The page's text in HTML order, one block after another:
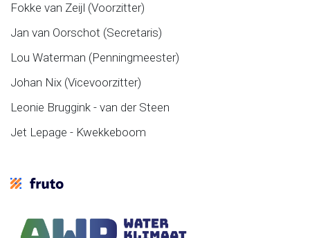
Fokke van Zeijl (Voorzitter)
Jan van Oorschot (Secretaris)
Lou Waterman (Penningmeester)
Johan Nix (Vicevoorzitter)
Leonie Bruggink - van der Steen
Jet Lepage - Kwekkeboom